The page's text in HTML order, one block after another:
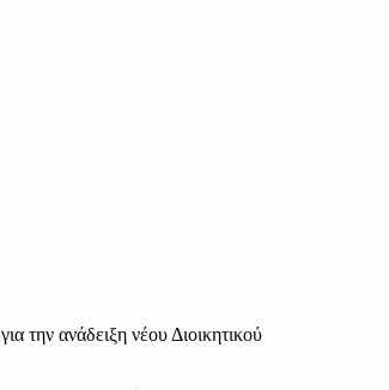
για την ανάδειξη νέου Διοικητικού